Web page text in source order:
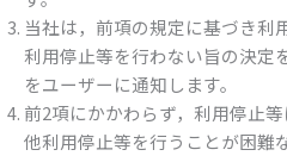
当社は，前項の規定に基づき利
利用停止等を行わない旨の決定
をユーザーに通知します。
前2項にかかわらず，利用停止
他利用停止等を行うことが困難